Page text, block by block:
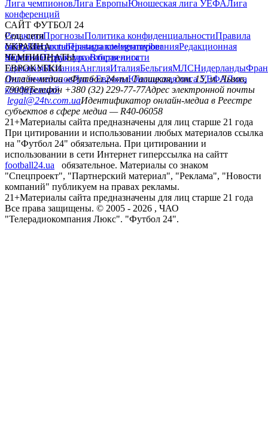
Лига чемпионовЛига ЕвропыЮношеская лига УЕФАЛига
конференций
САЙТ ФУТБОЛ 24
РедакцияПрогнозыПолитика конфиденциальностиПравила
сайтуКонтактыПравила комментированияРедакционная
политикаСтруктура собственности
Соц. сети
facebookxyoutubeinstagramtelegramviber
УКРАИНА
УкраинаПервая лигаВторая лига
ЧЕМПИОНАТЫ
ГерманияИспанияАнглияИталияБельгияМЛСНидерланды
ЕВРОКУБКИ
Лига чемпионовЛига ЕвропыЮношеская лига УЕФАЛига
конференций
Онлайн-медиа «Футбол 24»пл. Галицкая, дом. 15, м. Львов,
79008Телефон +380 (32) 229-77-77Адрес электронной почты
legal@24tv.com.uaИдентификатор онлайн-медиа в Реестре
субъектов в сфере медиа — R40-06058
21+Материалы сайта предназначены для лиц старше 21 года
При цитировании и использовании любых материалов ссылка
на "Футбол 24" обязательна. При цитировании и
использовании в сети Интернет гиперссылка на сайтт
football24.ua
обязательное. Материалы со знаком
"Спецпроект", "Партнерский материал", "Реклама", "Новости
компаний" публикуем на правах рекламы.
21+Материалы сайта предназначены для лиц старше 21 года
Все права защищены. © 2005 - 2026 , ЧАО
"Телерадиокомпания Люкс". "Футбол 24".